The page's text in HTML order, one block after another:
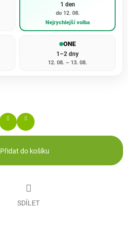
1 den
do 12. 08.
Nejrychlejší volba
ONE
1–2 dny
12. 08. – 13. 08.
Přidat do košíku
SDÍLET